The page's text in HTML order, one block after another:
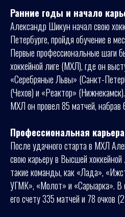
Ранние годы и начало
Александр Шикун начал свою
Петербурге, пройдя обучение в
Первые профессиональные шаги
хоккейной лиге (МХЛ), где он
«Серебряные Львы» (Санкт-
(Чехов) и «Реактор»
МХЛ он провел 85 матчей, набрав
Профессиональная карьера
После удачного старта в МХЛ
свою карьеру в Высшей
такие команды, как «Лада»,
УГМК», «Молот» и «Сарыарка».
его счету 335 матчей и 78 очков